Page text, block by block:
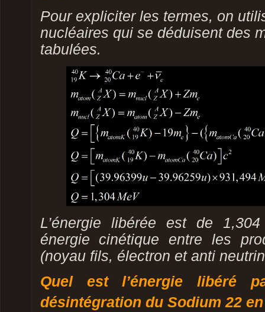
Pour expliciter les termes, on
nucléaires qui se déduisent des
tabulées.
L’énergie libérée est de
énergie cinétique entre les
(noyau fils, électron et anti
Quel est l’énergie libéré
désintégration du Sodium 22